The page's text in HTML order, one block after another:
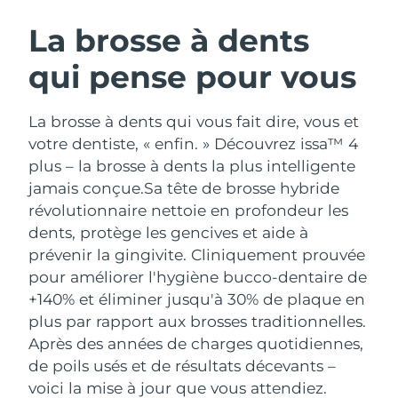
La brosse à dents
qui pense pour vous
La brosse à dents qui vous fait dire, vous et
votre dentiste, « enfin. » Découvrez issa™ 4
plus – la brosse à dents la plus intelligente
jamais conçue.Sa tête de brosse hybride
révolutionnaire nettoie en profondeur les
dents, protège les gencives et aide à
prévenir la gingivite. Cliniquement prouvée
pour améliorer l'hygiène bucco-dentaire de
+140% et éliminer jusqu'à 30% de plaque en
plus par rapport aux brosses traditionnelles.
Après des années de charges quotidiennes,
de poils usés et de résultats décevants –
voici la mise à jour que vous attendiez.
LUNA™ 4 coffret
Anti-aging massage
LUNA™ 4 Plus
Massage, LED heating
LUNA™ 4 Men
For men, anti-aging massage
BEAR™ 2 coffret
Microcurrent toning
BEAR™ 2 go
Microcurrent toning on-the-go
BEAR™ 2 eyes & lips
Microcurrent line smoothing device
Hydratation
UFO™ 3 coffret
Deep facial hydration
UFO™ 3 LED
Near-infrared and red light therapy
device
Soin bucco-dentaire
issa™ 4
Hybrid silicone sonic toothbrush
issa™ 4 plus
Smart hybrid silicone sonic toothbrush
FAQ™ TRAITEMENT ANTI-ÂGE
Anti-âge Traitements LED
NEW
Autriche Livraison estimée
Bahreïn Livraison estimée8/10/26
Belgique
Bermudes Livraison estimée8/15/26
Bosnie-Herzégovine Livraison estimée8/12/26
Brunei Livraison estimée
Bulgarie Livraison estimée8/9/26
Canada Livraison estimée8/13/26
Chili Livraison estimée